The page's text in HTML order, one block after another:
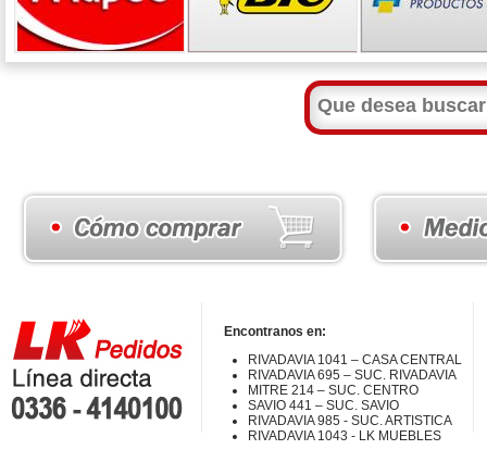
Encontranos en:
RIVADAVIA 1041 – CASA CENTRAL
RIVADAVIA 695 – SUC. RIVADAVIA
MITRE 214 – SUC. CENTRO
SAVIO 441 – SUC. SAVIO
RIVADAVIA 985 - SUC. ARTISTICA
RIVADAVIA 1043 - LK MUEBLES